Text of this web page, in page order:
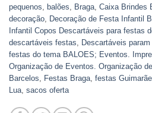
pequenos
balões Braga Caixa Brindes
decoração
Decoração de Festa Infantil
Infantil Copos Descartáveis para festas
descartáveis festas
Descartáveis
festas do tema BALOES; Eventos.
Organização de Eventos. Organização
Barcelos
Festas Braga festas
Lua sacos oferta